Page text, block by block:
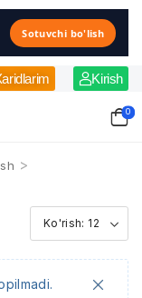
Sotuvchi bo'lish
Kirish
0
>